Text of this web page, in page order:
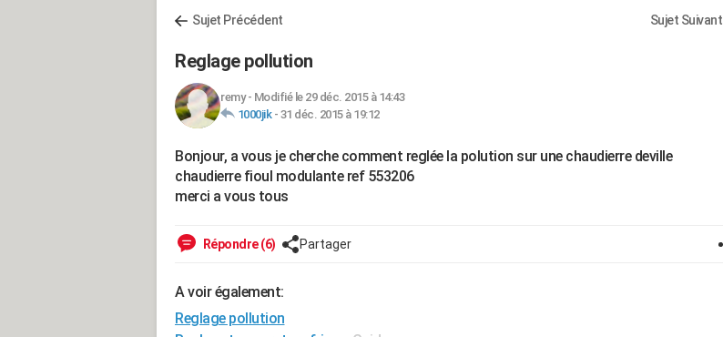
Sujet Précédent Sujet Suivant
Reglage pollution
remy- Modifié le 29 déc. 2015 à 14:43
1000jik- 31 déc. 2015 à 19:12
Bonjour, a vous je cherche comment reglée la polution sur une chaudierre deville
chaudierre fioul modulante ref 553206
merci a vous tous
Répondre (6) Partager
A voir également:
Reglage pollution